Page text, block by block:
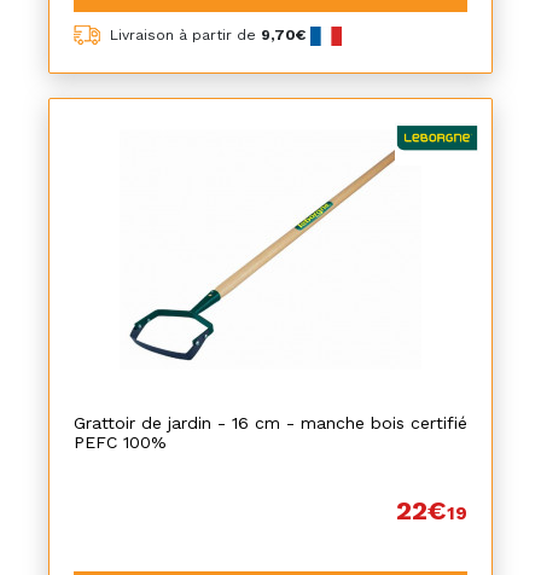
Livraison à partir de 9,70€
Grattoir de jardin - 16 cm - manche bois certifié
PEFC 100%
22€19